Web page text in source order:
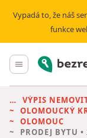
Vypadá to, že náš
funkce
Hlavní menu
Bezrealitky
VÝPIS
OLOMOUCKÝ
OLOMOUC
PRODEJ BYTU •